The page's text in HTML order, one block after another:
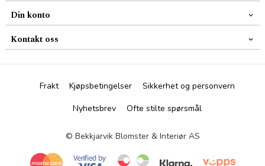
Din konto
Kontakt oss
Frakt Kjøpsbetingelser
Sikkerhet og personvern
Nyhetsbrev
Ofte stilte spørsmål
© Bekkjarvik Blomster & Interiør AS